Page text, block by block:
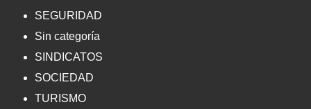
SEGURIDAD
Sin categoría
SINDICATOS
SOCIEDAD
TURISMO